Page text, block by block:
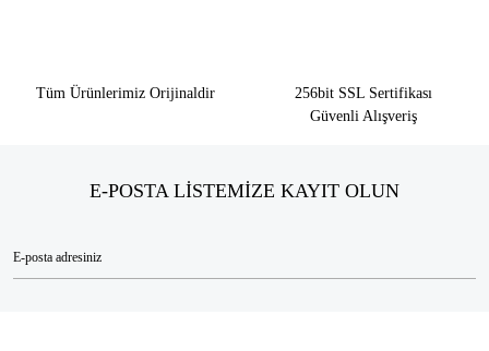
Tüm Ürünlerimiz Orijinaldir
256bit SSL Sertifikası
Güvenli Alışveriş
E-POSTA LİSTEMİZE KAYIT OLUN